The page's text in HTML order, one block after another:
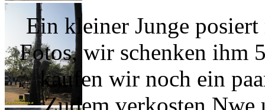
Ein kleiner Junge
Fotos, wir schenken ihm
kaufen wir noch ein
Zudem verkosten Nwe